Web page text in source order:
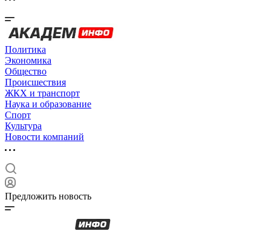
Политика
Экономика
Общество
Происшествия
ЖКХ и транспорт
Наука и образование
Спорт
Культура
Новости компаний
Предложить новость